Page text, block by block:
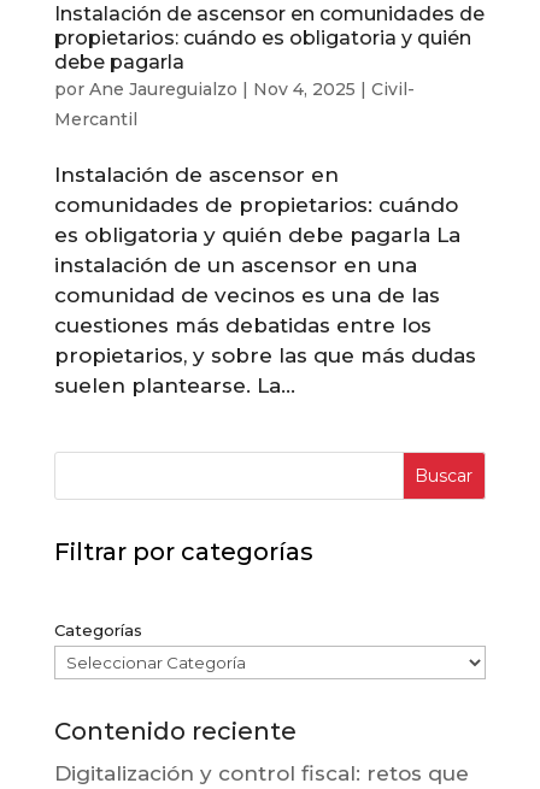
Instalación de ascensor en comunidades de
propietarios: cuándo es obligatoria y quién
debe pagarla
por Ane Jaureguialzo | Nov 4, 2025 | Civil-
Mercantil
Instalación de ascensor en
comunidades de propietarios: cuándo
es obligatoria y quién debe pagarla La
instalación de un ascensor en una
comunidad de vecinos es una de las
cuestiones más debatidas entre los
propietarios, y sobre las que más dudas
suelen plantearse. La...
Buscar
Filtrar por categorías
Categorías
Contenido reciente
Digitalización y control fiscal: retos que